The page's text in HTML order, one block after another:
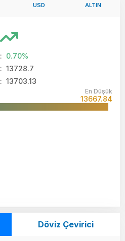
USD ALTIN
: 0.70%
: 13728.7
: 13703.13
En Düşük
13667.84
Döviz Çevirici